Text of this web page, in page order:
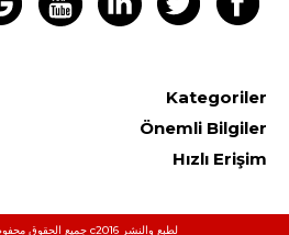
Kategoriler
Önemli Bilgiler
Hızlı Erişim
لطبع والنشر c2016 جميع الحقوق محفوظة ، لا يمكن نسخها.